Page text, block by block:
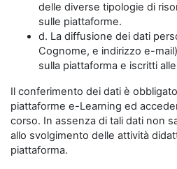
delle diverse tipologie di
sulle piattaforme.
d. La diffusione dei dati
Cognome, e indirizzo e-
sulla piattaforma e iscritti
Il conferimento dei dati è
piattaforme e-Learning ed
corso. In assenza di tali dati non
allo svolgimento delle attività
piattaforma.